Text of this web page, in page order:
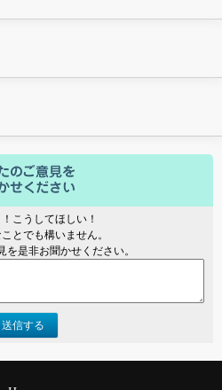
こうしてほしい！
とでも構いません。
を是非お聞かせください。
送信する